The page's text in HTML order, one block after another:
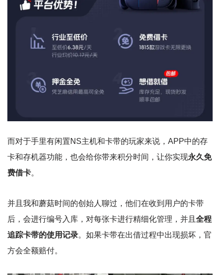
而对于手里有闲置NS主机和卡带的玩家来说，APP中的存
卡和存机器功能，也会给你带来积分时间，让你实现永久免
费借卡。
并且我和蘑菇时间的创始人聊过，他们在收到用户的卡带
后，会进行编号入库，对每张卡进行精细化管理，并且 全程
追踪卡带的使用记录。如果卡带在出借过程中出现损坏，官
方会全额赔付。